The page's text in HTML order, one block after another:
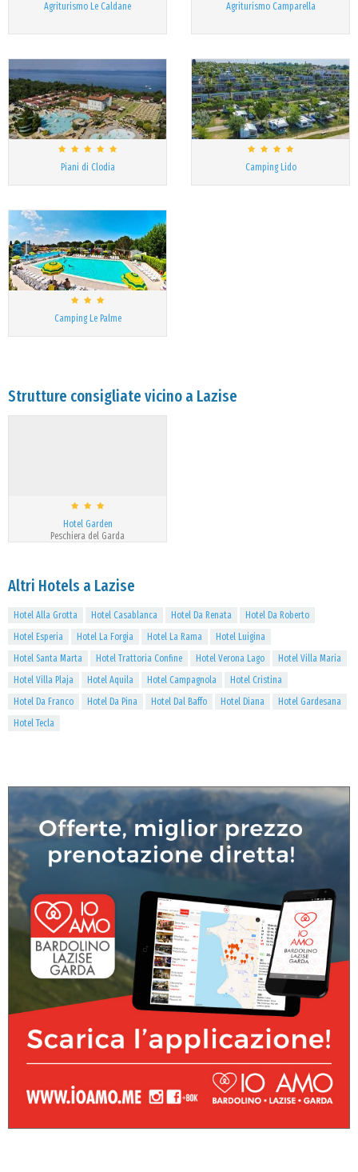
Agriturismo Le Caldane Agriturismo Camparella
Piani di Clodia Camping Lido
Camping Le Palme
Strutture consigliate vicino a Lazise
Hotel Garden
Peschiera del Garda
Altri Hotels a Lazise
Hotel Alla Grotta Hotel Casablanca Hotel Da Renata
Hotel Da Roberto
Hotel Esperia
Hotel La Forgia Hotel La Rama
Hotel Luigina
Hotel Santa Marta
Hotel Trattoria Confine Hotel Verona Lago
Hotel Villa Maria
Hotel Villa Plaja
Hotel Aquila Hotel Campagnola
Hotel Cristina
Hotel Da Franco
Hotel Da Pina Hotel Dal Baffo Hotel Diana
Hotel Gardesana
Hotel Tecla